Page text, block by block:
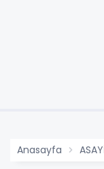
Anasayfa